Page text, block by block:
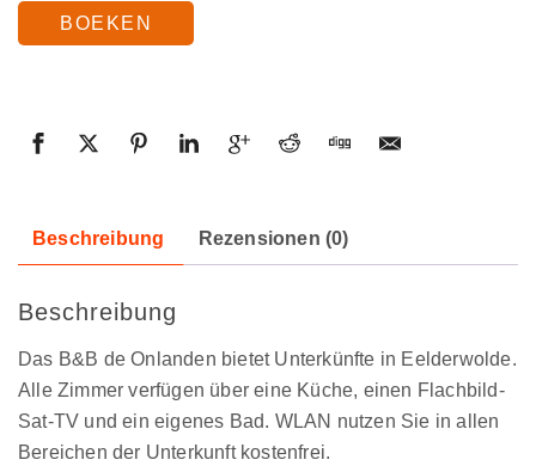
BOEKEN
Beschreibung Rezensionen (0)
Beschreibung
Das B&B de Onlanden bietet Unterkünfte in Eelderwolde.
Alle Zimmer verfügen über eine Küche, einen Flachbild-
Sat-TV und ein eigenes Bad. WLAN nutzen Sie in allen
Bereichen der Unterkunft kostenfrei.